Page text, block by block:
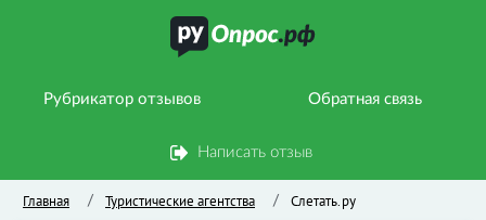
Рубрикатор отзывов Обратная связь
Написать отзыв
Главная / Туристические агентства / Слетать.ру